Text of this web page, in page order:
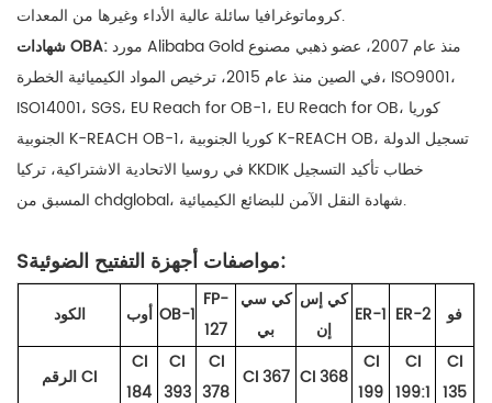
كروماتوغرافيا سائلة عالية الأداء وغيرها من المعدات.
شهادات OBA:
في الصين منذ عام 2015، ترخيص المواد الكيميائية الخطرة، ISO9001،
ISO14001، SGS، EU Reach for OB-1، EU Reach for OB، كوريا
الجنوبية K-REACH OB-1، كوريا الجنوبية K-REACH OB، تسجيل الدولة
في روسيا الاتحادية الاشتراكية، تركيا KKDIK خطاب تأكيد التسجيل
المسبق من chdglobal، شهادة النقل الآمن للبضائع الكيميائية.
S مواصفات أجهزة التفتيح الضوئية:
الكود أوب OB-1
FP-
127
كي سي
بي
كي إس
إن
ER-1 ER-2 فو
الرقم CI
CI
184
CI
393
CI
378
CI 367 CI 368
CI
199
CI
199:1
CI
135